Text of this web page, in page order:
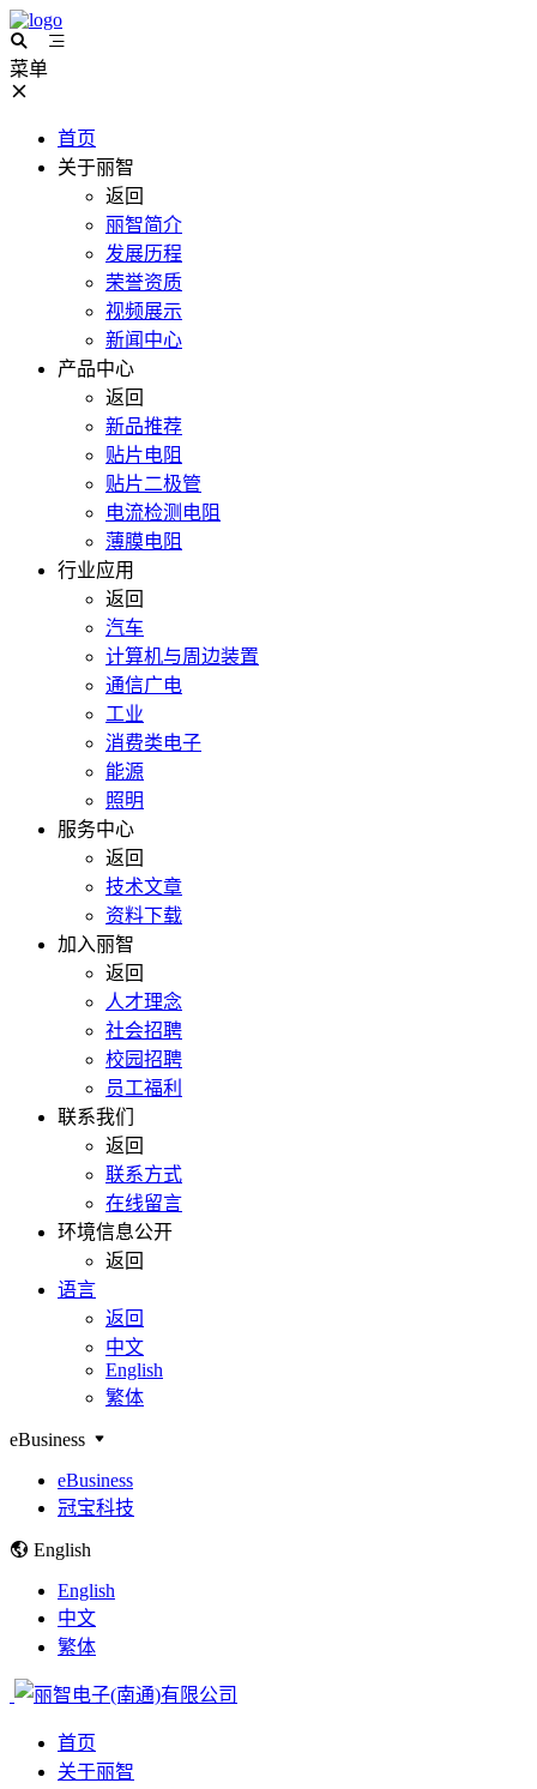
菜单
首页
关于丽智
返回
丽智简介
发展历程
荣誉资质
视频展示
新闻中心
产品中心
返回
新品推荐
贴片电阻
贴片二极管
电流检测电阻
薄膜电阻
行业应用
返回
汽车
计算机与周边装置
通信广电
工业
消费类电子
能源
照明
服务中心
返回
技术文章
资料下载
加入丽智
返回
人才理念
社会招聘
校园招聘
员工福利
联系我们
返回
联系方式
在线留言
环境信息公开
返回
语言
返回
中文
English
繁体
eBusiness
eBusiness
冠宝科技
English
English
中文
繁体
首页
关于丽智